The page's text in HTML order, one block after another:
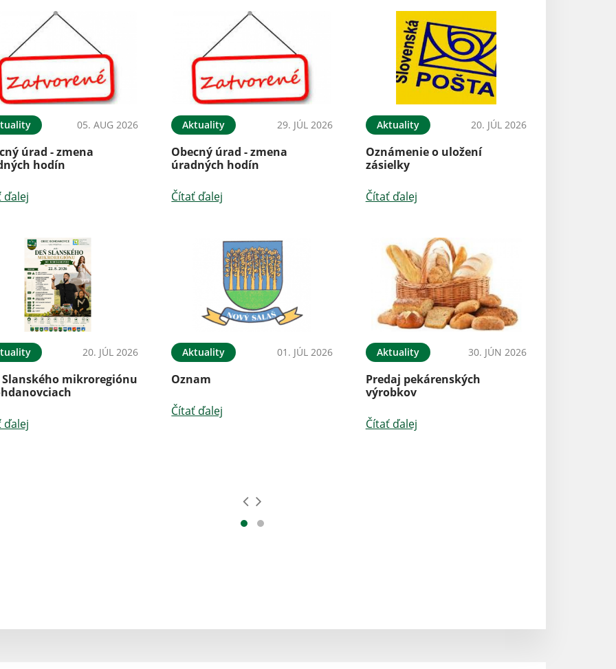
05. AUG 2026
úrad - zmena
hodín
ďalej
Aktuality 29. JÚL 2026
Obecný úrad - zmena
úradných hodín
Čítať ďalej
Aktuality 20. JÚL 2026
Oznámenie o uložení
zásielky
Čítať ďalej
20. JÚL 2026
Slanského mikroregiónu
ďalej
Aktuality 01. JÚL 2026
Oznam
Čítať ďalej
Aktuality 30. JÚN 2026
Predaj pekárenských
výrobkov
Čítať ďalej